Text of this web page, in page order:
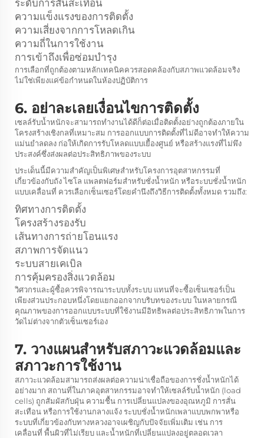
ระดับการสั่นสะเทือน
ความแข็งแรงของการติดตั้ง
ความเสี่ยงจากการโหลดเกิน
ความถี่ในการใช้งาน
การเข้าถึงเพื่อซ่อมบำรุง
การเลือกที่ถูกต้องตามหลักเทคนิคควรสอดคล้องกับสภาพแวดล้อมจริง
ไม่ใช่เพียงแค่ข้อกำหนดในห้องปฏิบัติการ
6. อย่าละเลยเงื่อนไขการติดตั้ง
เซลล์รับน้ำหนักจะสามารถทำงานได้ดีก็ต่อเมื่อติดตั้งอย่างถูกต้องภายใน
โครงสร้างเชิงกลที่เหมาะสม การออกแบบการติดตั้งที่ไม่ดีอาจทำให้ความ
แม่นยำลดลง ก่อให้เกิดการรับโหลดแบบเยื้องศูนย์ หรือสร้างแรงที่ไม่พึง
ประสงค์ซึ่งส่งผลต่อประสิทธิภาพของระบบ
ประเด็นนี้มีความสำคัญเป็นพิเศษสำหรับโครงการอุตสาหกรรมที่
เกี่ยวข้องกับถัง ไซโล แพลตฟอร์มสำหรับชั่งน้ำหนัก หรือระบบชั่งน้ำหนัก
แบบเคลื่อนที่ ควรเลือกเซ็นเซอร์โดยคำนึงถึงวิธีการติดตั้งทั้งหมด รวมถึง:
ทิศทางการติดตั้ง
โครงสร้างรองรับ
เส้นทางการถ่ายโอนแรง
สภาพการจัดแนว
ระบบสายเคเบิล
การคุ้มครองสิ่งแวดล้อม
วิศวกรและผู้ซื้อควรพิจารณาระบบทั้งระบบ แทนที่จะซื้อเซ็นเซอร์เป็น
เพียงส่วนประกอบหนึ่งโดยแยกออกจากบริบทของระบบ ในหลายกรณี
คุณภาพของการออกแบบระบบที่ใช้งานมีอิทธิพลต่อประสิทธิภาพในการ
วัดไม่ต่างจากตัวเซ็นเซอร์เอง
7. วางแผนสำหรับสภาวะแวดล้อมและ
สภาวะการใช้งาน
สภาวะแวดล้อมสามารถส่งผลต่อความน่าเชื่อถือของการชั่งน้ำหนักได้
อย่างมาก สถานที่ในภาคอุตสาหกรรมอาจทำให้เซลล์รับน้ำหนัก (load
cells) ถูกสัมผัสกับฝุ่น ความชื้น การเปลี่ยนแปลงของอุณหภูมิ การสั่น
สะเทือน หรือการใช้งานกลางแจ้ง ระบบชั่งน้ำหนักเพลาแบบพกพาหรือ
ระบบที่เกี่ยวข้องกับทางหลวงอาจเผชิญกับปัจจัยเพิ่มเติม เช่น การ
เคลื่อนที่ พื้นผิวที่ไม่เรียบ และน้ำหนักที่เปลี่ยนแปลงอยู่ตลอดเวลา